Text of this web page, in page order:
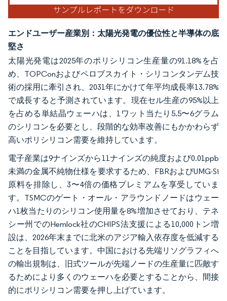
エンドユーザー産業別：太陽光発電の優位性と半導体の底
堅さ
太陽光発電は2025年のポリシリコン生産量の91.18%を占
め、TOPConおよびペロブスカイト・シリコンタンデム技
術の採用に牽引され、2031年にかけて年平均成長率13.78%
で成長すると予測されています。現在セル生産の95%以上
を占める単結晶ウェーハは、1ワット当たり5.5〜6グラム
のシリコンを必要とし、段階的な効率改善にもかかわらず
高いポリシリコン需要を維持しています。
電子産業は9ナインズから11ナインズの純度および0.01ppb
未満の金属不純物仕様を要求するため、FBRおよびUMG-Si
原料を排除し、3〜4倍の価格プレミアムを享受していま
す。TSMCのゲート・オール・アラウンドノードはウェー
ハ1枚当たりのシリコン使用量を8%増加させており、テネ
シー州でのHemlock社のCHIPS法支援による10,000トン増
設は、2026年末までに北米のアジア輸入依存度を低減する
ことを目指しています。中国における先端リソグラフィへ
の輸出規制は、旧式ツールが先端ノードの生産量に匹敵す
るためにより多くのウェーハを必要とすることから、間接
的にポリシリコン需要を押し上げています。